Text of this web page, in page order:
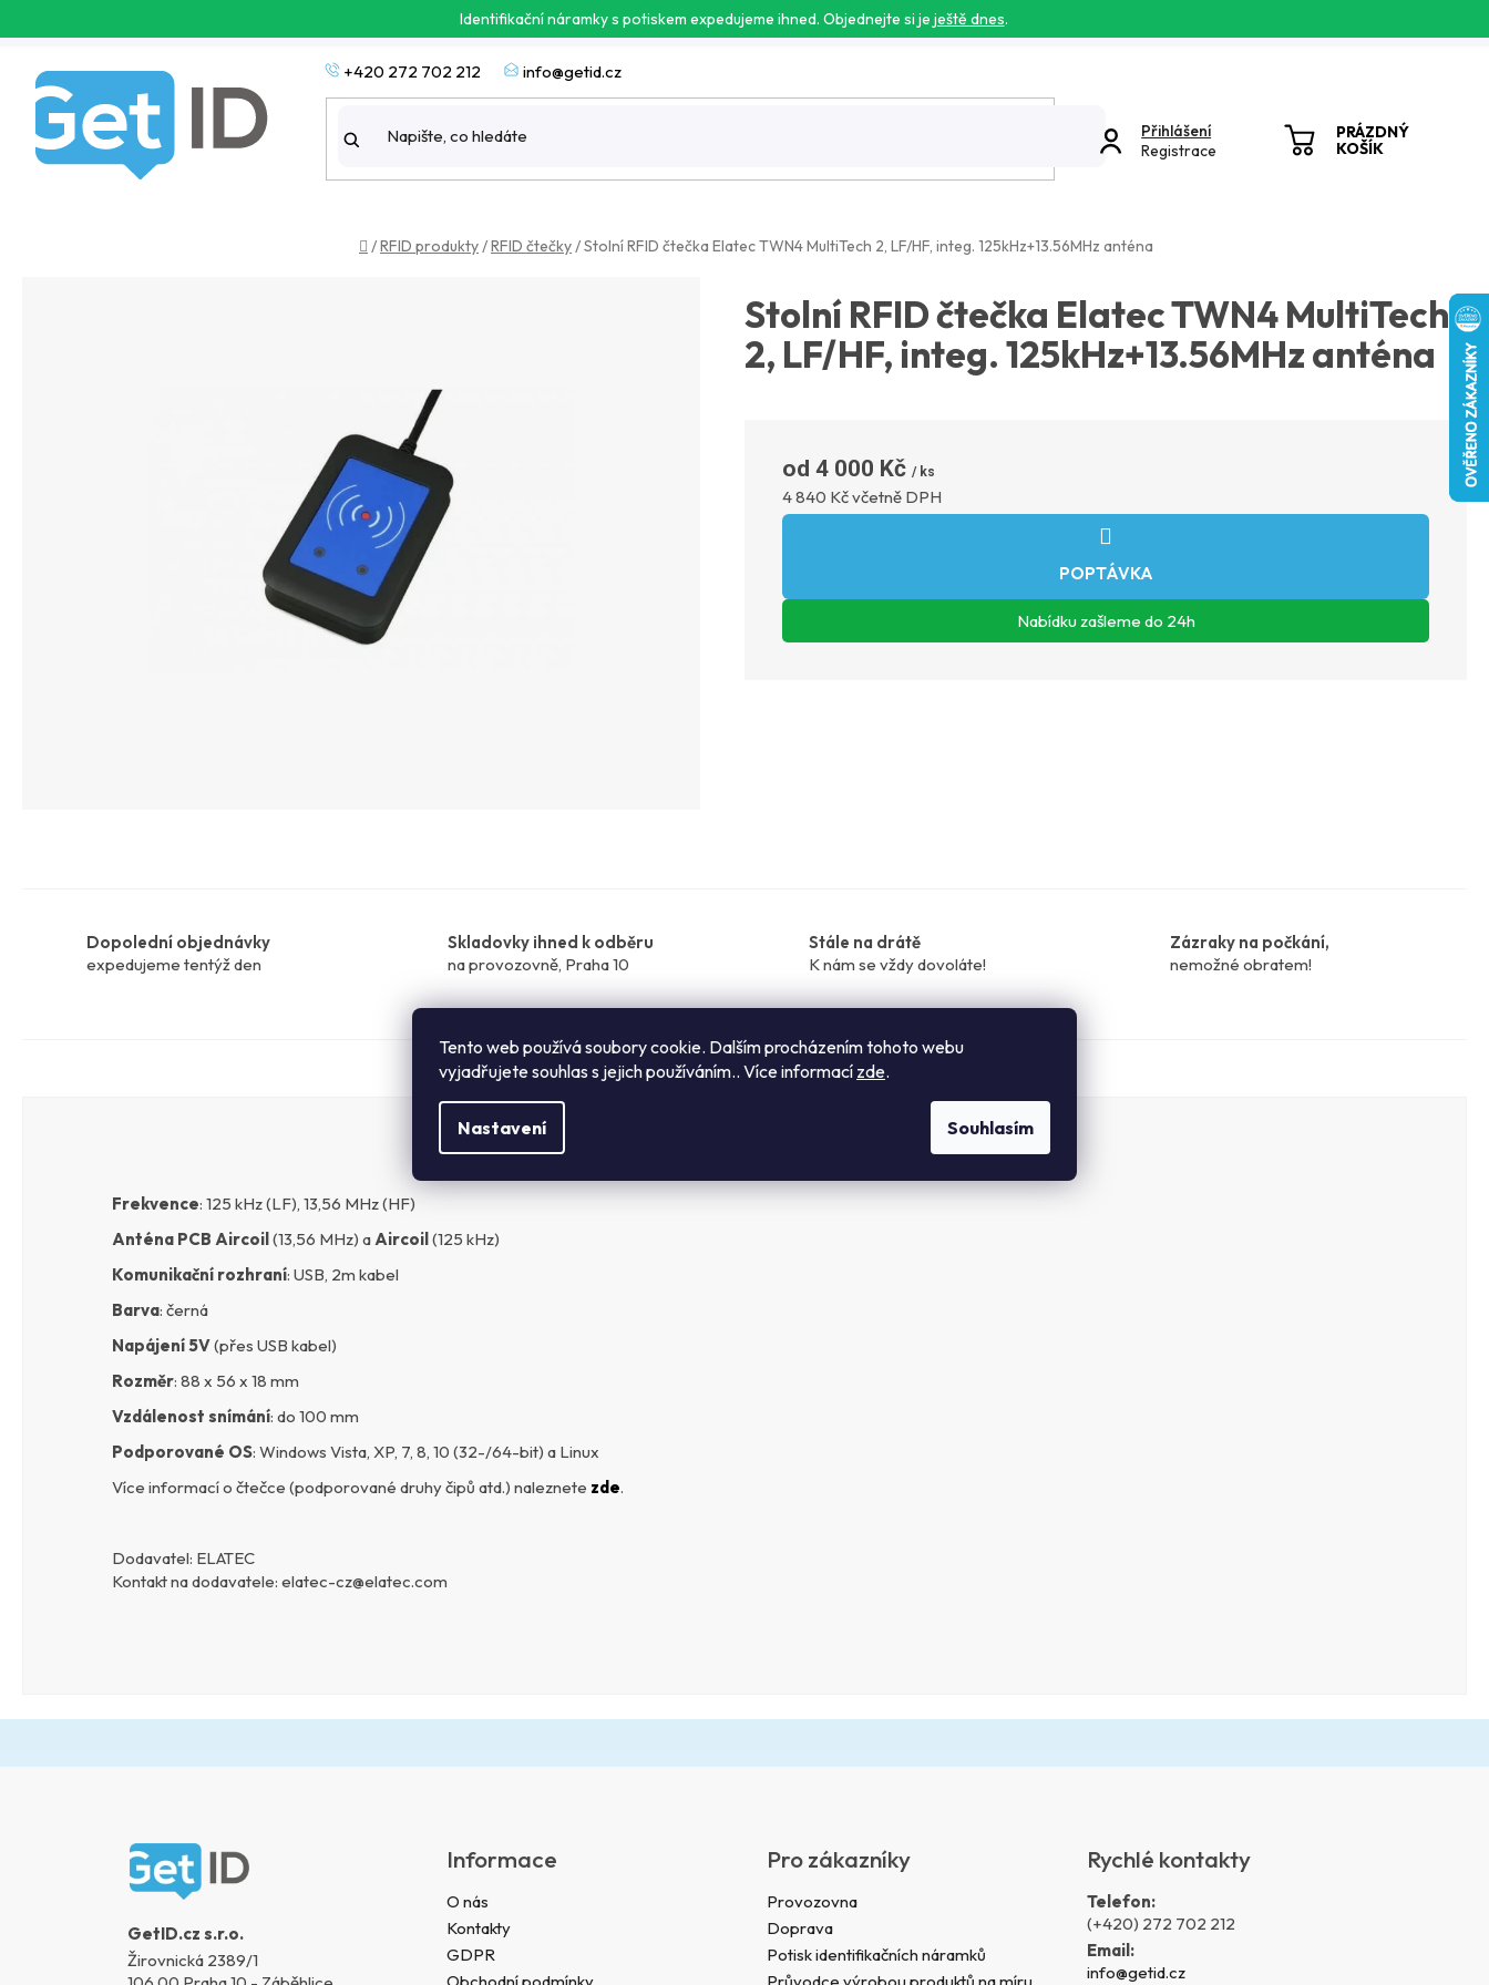
Tento web používá soubory cookie. Dalším procházením tohoto webu
vyjadřujete souhlas s jejich používáním.. Více informací zde.
Nastavení Souhlasím
Identifikační náramky s potiskem expedujeme ihned. Objednejte si je ještě dnes.
+420 272 702 212 info@getid.cz
Přihlášení
Registrace
PRÁZDNÝ
KOŠÍK
Domů
/RFID produkty/RFID čtečky/Stolní RFID čtečka Elatec TWN4 MultiTech 2, LF/HF, integ. 125kHz+13.56MHz anténa
Stolní RFID čtečka Elatec TWN4 MultiTech
2, LF/HF, integ. 125kHz+13.56MHz anténa
4 000 Kč
4 840 Kč včetně DPH
ZEPTAT SE
Dopolední objednávky
expedujeme tentýž den
Skladovky ihned k odběru
na provozovně, Praha 10
Stále na drátě
K nám se vždy dovoláte!
Zázraky na počkání,
nemožné obratem!
Frekvence: 125 kHz (LF), 13,56 MHz (HF)
Anténa PCB Aircoil (13,56 MHz) aAircoil (125 kHz)
Komunikační rozhraní: USB, 2m kabel
Barva: černá
Napájení 5V(přes USB kabel)
Rozměr: 88 x 56 x 18 mm
Vzdálenost snímání: do 100 mm
Podporované OS: Windows Vista, XP, 7, 8, 10 (32-/64-bit) a Linux
Více informací o čtečce (podporované druhy čipů atd.) naleznete zde.
Dodavatel: ELATEC
Kontakt na dodavatele: elatec-cz@elatec.com
GetID.cz s.r.o.
Žirovnická 2389/1
Informace
O nás
Kontakty
GDPR
Pro zákazníky
Provozovna
Doprava
Potisk identifikačních náramků
Rychlé kontakty
Telefon:
(+420) 272 702 212
Email:
info@getid.cz